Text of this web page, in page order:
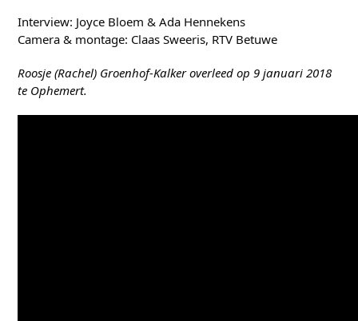
Interview: Joyce Bloem & Ada Hennekens
Camera & montage: Claas Sweeris, RTV Betuwe
Roosje (Rachel) Groenhof-Kalker overleed op 9 januari 2018
te Ophemert.